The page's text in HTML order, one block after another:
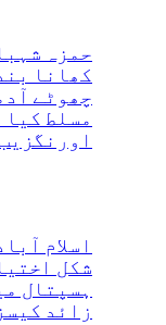
حمزہ
کھانا
چھوٹے
مسلط
اسلام
شکل
ہسپتال
زائد